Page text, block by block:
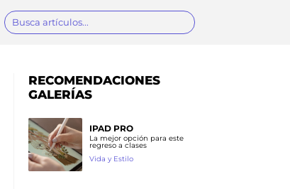
RECOMENDACIONES
GALERÍAS
IPAD PRO
La mejor opción para este
regreso a clases
Vida y Estilo